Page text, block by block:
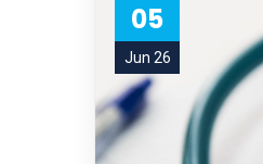
05
Jun 26